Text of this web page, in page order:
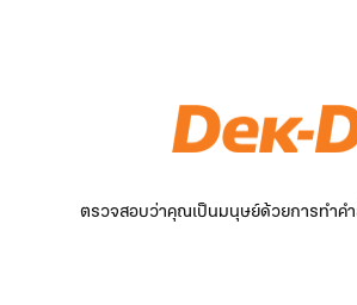
ตรวจสอบว่าคุณเป็นมนุษย์ด้วยการทำคำ